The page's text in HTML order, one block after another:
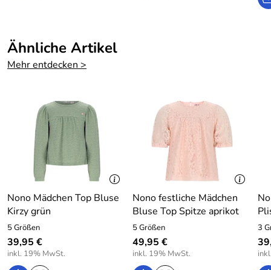
Hersteller: NoNo BV, Watertorenstraat 4, 4921 XG Made,
Ähnliche Artikel
Mehr entdecken >
Nono Mädchen Top Bluse
Kirzy grün
5 Größen
39,95 €
inkl. 19% MwSt.
Nono festliche Mädchen
Bluse Top Spitze aprikot
5 Größen
49,95 €
inkl. 19% MwSt.
3